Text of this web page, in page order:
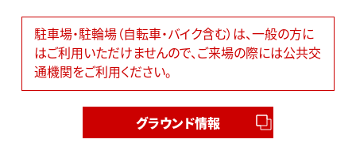
駐車場・駐輪場（自転車・バイク含む）は、一般の方に
はご利用いただけませんので、ご来場の際には公共交
通機関をご利用ください。
グラウンド情報